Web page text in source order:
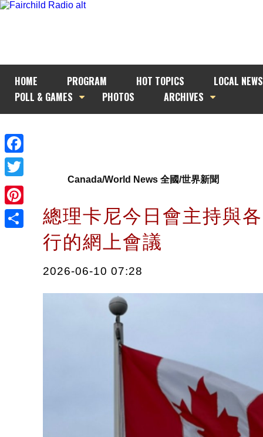
HOME PROGRAM HOT TOPICS
LOCAL NEWS
POLL & GAMES
PHOTOS ARCHIVES
Facebook
Twitter
Pinterest
Canada/World News 全國/世界新聞
總理卡尼今日會主持與
行的網上會議
2026-06-10 07:28